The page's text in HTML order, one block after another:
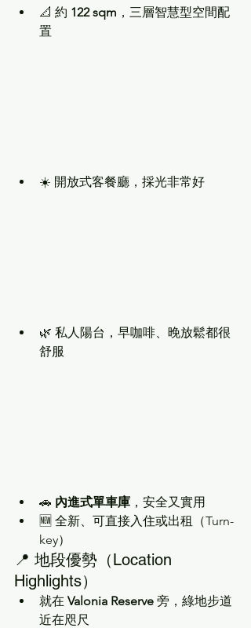
📐 約 122 sqm ，三層智慧型空間配
置
☀️ 開放式客餐廳，採光非常好
🌿 私人陽台，早咖啡、晚放鬆都很
舒服
🚗 內進式單車庫 ，安全又實用
🆕 全新、可直接入住或出租（Turn-
key）
📍 地段優勢（Location
Highlights）
就在 Valonia Reserve 旁，綠地步道
近在咫尺